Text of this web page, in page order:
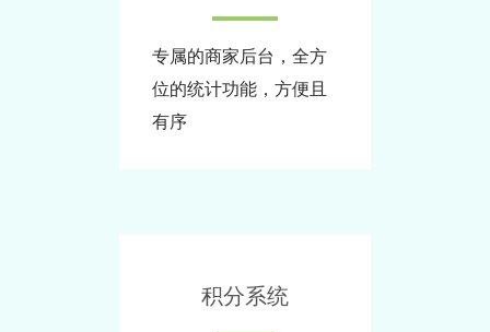
专属的商家后台，全方
位的统计功能，方便且
有序
积分系统